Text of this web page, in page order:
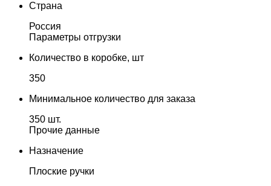
Страна
Россия
Параметры отгрузки
Количество в коробке, шт
350
Минимальное количество для заказа
350 шт.
Прочие данные
Назначение
Плоские ручки